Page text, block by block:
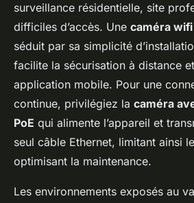
surveillance résidentielle, site
difficiles d’accès. Une caméra
séduit par sa simplicité
facilite la sécurisation à distance
application mobile. Pour une
continue, privilégiez la caméra
PoE qui alimente l’appareil et
seul câble Ethernet, limitant ainsi
optimisant la maintenance.
Les environnements exposés au